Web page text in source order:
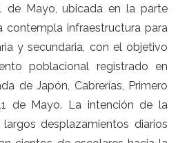
de Mayo, ubicada en la parte
contempla infraestructura para
y secundaria, con el objetivo
poblacional registrado en
de Japón, Cabrerías, Primero
de Mayo. La intención de la
desplazamientos diarios